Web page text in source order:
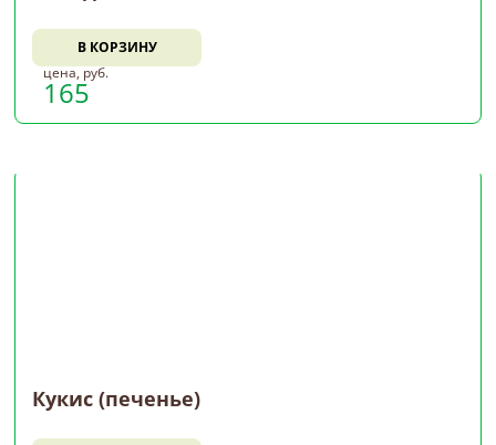
В КОРЗИНУ
цена, руб.
165
Кукис (печенье)